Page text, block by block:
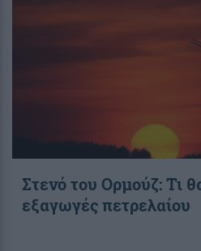
Στενό του Ορμούζ: Τι
εξαγωγές πετρελαίου